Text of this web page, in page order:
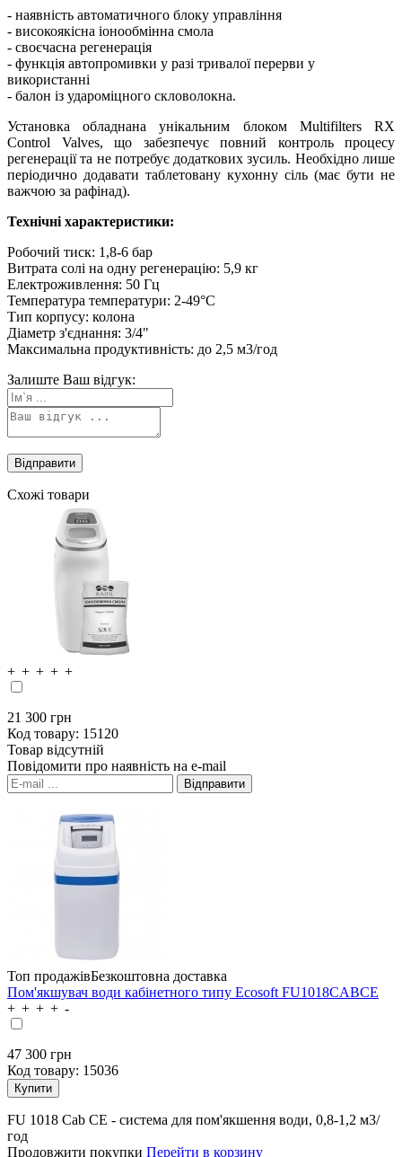
- наявність автоматичного блоку управління
- високоякісна іонообмінна смола
- своєчасна регенерація
- функція автопромивки у разі тривалої перерви у
використанні
- балон із удароміцного скловолокна.
Установка обладнана унікальним блоком Multifilters RX
Control Valves, що забезпечує повний контроль процесу
регенерації та не потребує додаткових зусиль. Необхідно лише
періодично додавати таблетовану кухонну сіль (має бути не
важчою за рафінад).
Технічні характеристики:
Робочий тиск: 1,8-6 бар
Витрата солі на одну регенерацію: 5,9 кг
Електроживлення: 50 Гц
Температура температури: 2-49°C
Тип корпусу: колона
Діаметр з'єднання: 3/4"
Максимальна продуктивність: до 2,5 м3/год
Залиште Ваш відгук:
Схожі товари
21 300 грн
Код товару: 15120
Товар відсутній
Повідомити про наявність на e-mail
Топ продажівБезкоштовна доставка
Пом'якшувач води кабінетного типу Ecosoft FU1018CABCE
47 300 грн
Код товару: 15036
FU 1018 Cab CE - система для пом'якшення води, 0,8-1,2 м3/
год
Продовжити покупки Перейти в корзину